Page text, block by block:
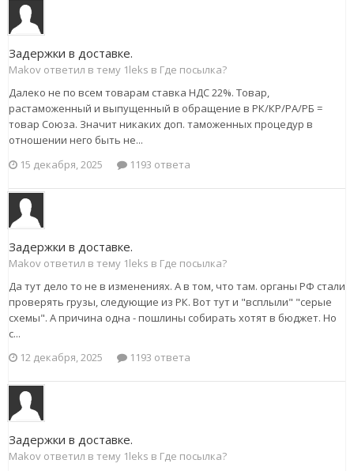
Задержки в доставке.
Makov ответил в тему 1leks в Где посылка?
Далеко не по всем товарам ставка НДС 22%. Товар,
растаможенный и выпущенный в обращение в РК/КР/РА/РБ =
товар Союза. Значит никаких доп. таможенных процедур в
отношении него быть не...
15 декабря, 2025
1193 ответа
Задержки в доставке.
Makov ответил в тему 1leks в Где посылка?
Да тут дело то не в изменениях. А в том, что там. органы РФ стали
проверять грузы, следующие из РК. Вот тут и "всплыли" "серые
схемы". А причина одна - пошлины собирать хотят в бюджет. Но
с...
12 декабря, 2025
1193 ответа
Задержки в доставке.
Makov ответил в тему 1leks в Где посылка?